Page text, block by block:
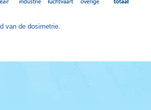
van de dosimetrie.